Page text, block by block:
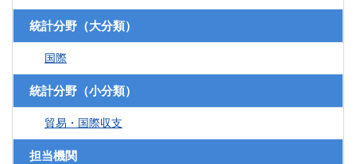
統計分野（大分類）
国際
統計分野（小分類）
貿易・国際収支
担当機関